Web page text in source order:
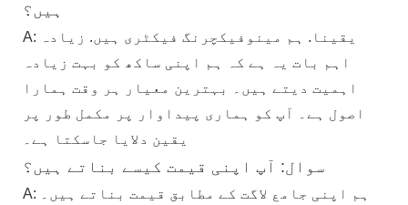
ہیں؟
A: یقینا. ہم مینوفیکچرنگ فیکٹری ہیں. زیادہ
اہم بات یہ ہے کہ ہم اپنی ساکھ کو بہت زیادہ
اہمیت دیتے ہیں۔ بہترین معیار ہر وقت ہمارا
اصول ہے۔ آپ کو ہماری پیداوار پر مکمل طور پر
یقین دلایا جاسکتا ہے۔
سوال: آپ اپنی قیمت کیسے بناتے ہیں؟
A: ہم اپنی جامع لاگت کے مطابق قیمت بناتے ہیں۔